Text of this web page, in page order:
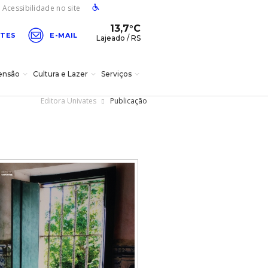
Acessibilidade no site
E-MAIL
13,7°C
Lajeado / RS
Formas de
ingresso
Portal da Inovação
Univates idiomas
Cultura e Lazer
15/08
Teteu Severo em "O
Tal Guri de
Apartamento 2.0"
Serviços
Editora Univates Publicação